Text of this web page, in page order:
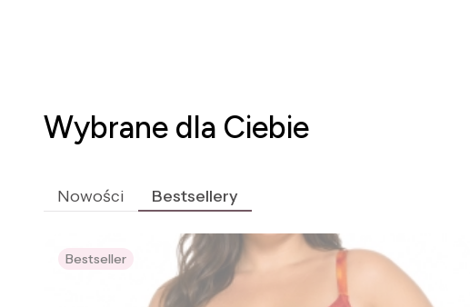
Wybrane dla Ciebie
Nowości Bestsellery
Bestseller